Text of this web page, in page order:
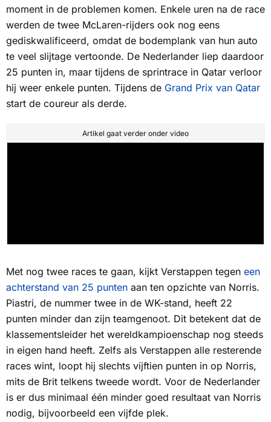
moment in de problemen komen. Enkele uren na de race
werden de twee McLaren-rijders ook nog eens
gediskwalificeerd, omdat de bodemplank van hun auto
te veel slijtage vertoonde. De Nederlander liep daardoor
25 punten in, maar tijdens de sprintrace in Qatar verloor
hij weer enkele punten. Tijdens de Grand Prix van Qatar
start de coureur als derde.
Artikel gaat verder onder video
Met nog twee races te gaan, kijkt Verstappen tegen een
achterstand van 25 punten aan ten opzichte van Norris.
Piastri, de nummer twee in de WK-stand, heeft 22
punten minder dan zijn teamgenoot. Dit betekent dat de
klassementsleider het wereldkampioenschap nog steeds
in eigen hand heeft. Zelfs als Verstappen alle resterende
races wint, loopt hij slechts vijftien punten in op Norris,
mits de Brit telkens tweede wordt. Voor de Nederlander
is er dus minimaal één minder goed resultaat van Norris
nodig, bijvoorbeeld een vijfde plek.